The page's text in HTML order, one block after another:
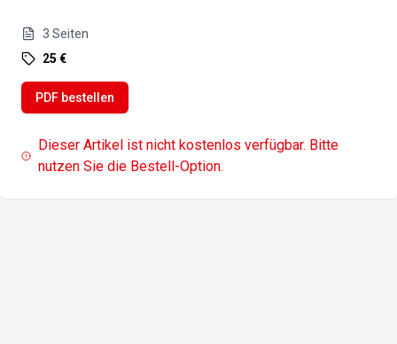
3 Seiten
25 €
PDF bestellen
Dieser Artikel ist nicht kostenlos verfügbar. Bitte
nutzen Sie die Bestell-Option.